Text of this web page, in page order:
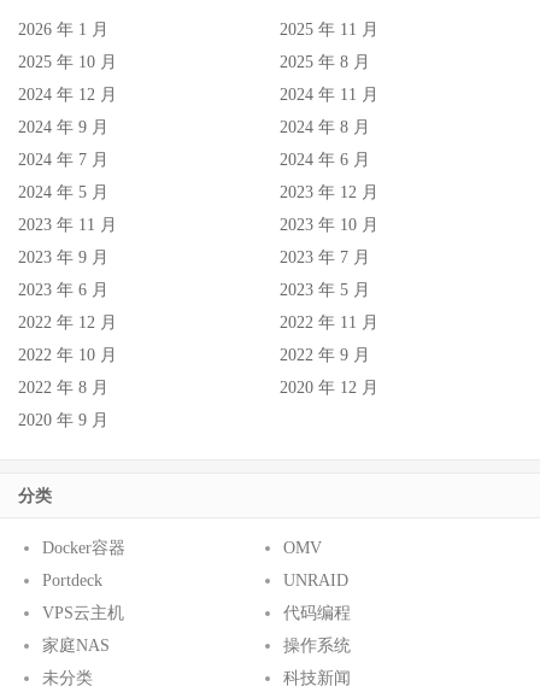
2026 年 1 月
2025 年 11 月
2025 年 10 月
2025 年 8 月
2024 年 12 月
2024 年 11 月
2024 年 9 月
2024 年 8 月
2024 年 7 月
2024 年 6 月
2024 年 5 月
2023 年 12 月
2023 年 11 月
2023 年 10 月
2023 年 9 月
2023 年 7 月
2023 年 6 月
2023 年 5 月
2022 年 12 月
2022 年 11 月
2022 年 10 月
2022 年 9 月
2022 年 8 月
2020 年 12 月
2020 年 9 月
分类
Docker容器
OMV
Portdeck
UNRAID
VPS云主机
代码编程
家庭NAS
操作系统
未分类
科技新闻